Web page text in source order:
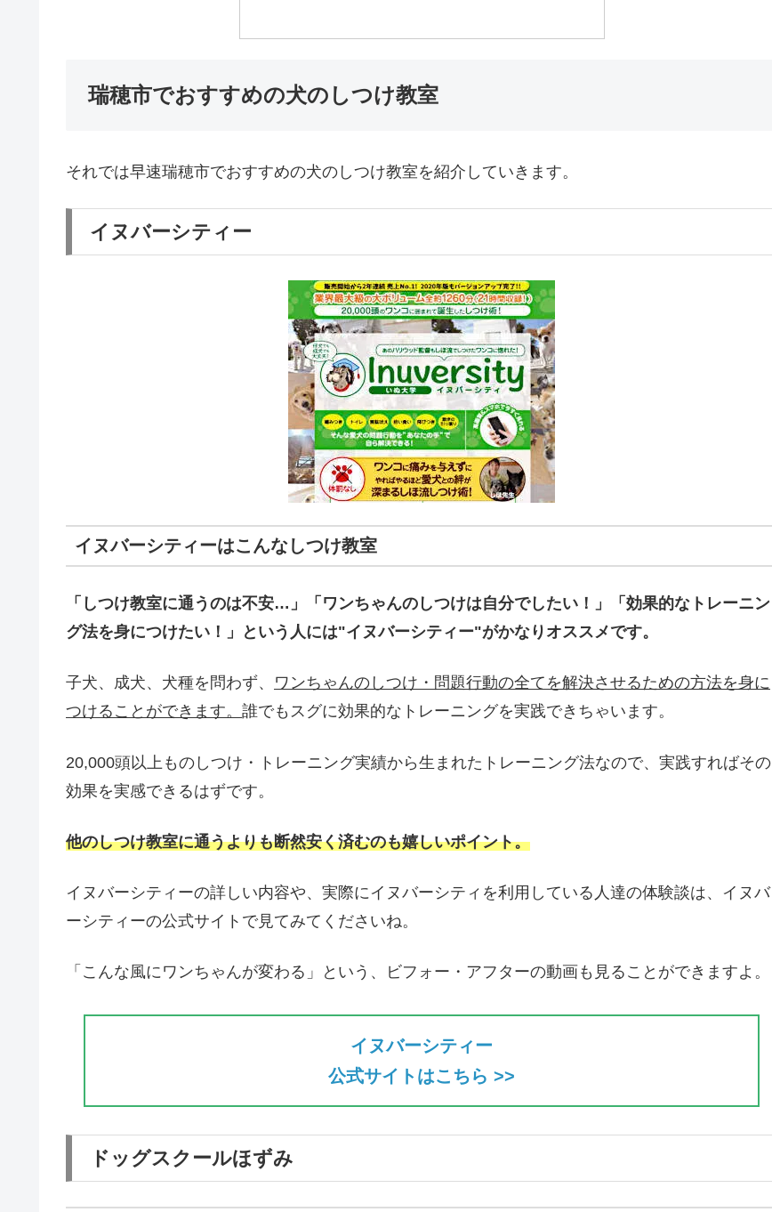
瑞穂市でおすすめの犬のしつけ教室
それでは早速瑞穂市でおすすめの犬のしつけ教室を紹介していきます。
イヌバーシティー
イヌバーシティーはこんなしつけ教室
「しつけ教室に通うのは不安…」「ワンちゃんのしつけは自分でしたい！」「効果的なトレーニン
グ法を身につけたい！」という人には"イヌバーシティー"がかなりオススメです。
子犬、成犬、犬種を問わず、 ワンちゃんのしつけ・問題行動の全てを解決させるための方法を身に
つけることができます。 誰でもスグに効果的なトレーニングを実践できちゃいます。
20,000頭以上ものしつけ・トレーニング実績から生まれたトレーニング法なので、実践すればその
効果を実感できるはずです。
他のしつけ教室に通うよりも断然安く済むのも嬉しいポイント。
イヌバーシティーの詳しい内容や、実際にイヌバーシティを利用している人達の体験談は、イヌバ
ーシティーの公式サイトで見てみてくださいね。
「こんな風にワンちゃんが変わる」という、ビフォー・アフターの動画も見ることができますよ。
イヌバーシティー
公式サイトはこちら >>
ドッグスクールほずみ